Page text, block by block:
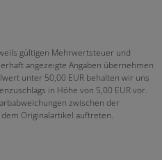
gültigen Mehrwertsteuer und
angezeigte Angaben übernehmen
unter 50,00 EUR behalten wir uns
in Höhe von 5,00 EUR vor.
zwischen der
Originalartikel auftreten.